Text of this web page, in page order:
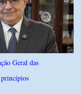
semelhantes a
a não despertar
a dupla
desconhecida. A
identificar os
possa ajudar na
dos suspeitos pode
Geral das
princípios